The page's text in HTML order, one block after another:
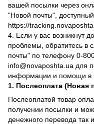
вашей посылки через
"Новой почты",
https://
4. Если у вас возникнут
проблемы, обратитесь в
почты" по телефону 0-
info@novaposhta.ua для
информации и помощи в
1. Послеоплата (Новая
Послеоплатой товар
получении посылки и
денежного перевода так